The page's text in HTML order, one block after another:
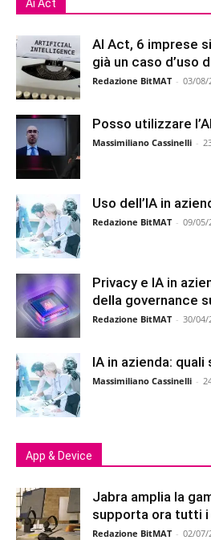
Ai Act
AI Act, 6 imprese
già un caso d’uso
Redazione BitMAT - 03/08/
Posso utilizzare
Massimiliano Cassinelli -
Uso dell’IA in
Redazione BitMAT - 09/05/
Privacy e IA in
della governance
Redazione BitMAT - 30/04/
IA in azienda: quali
Massimiliano Cassinelli -
App & Device
Jabra amplia la
supporta ora tutti
Redazione BitMAT - 02/07/